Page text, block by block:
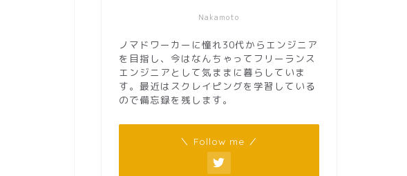
Nakamoto
ノマドワーカーに憧れ30代からエンジニア
を目指し、今はなんちゃってフリーランス
エンジニアとして気ままに暮らしていま
す。最近はスクレイピングを学習している
ので備忘録を残します。
＼ Follow me ／